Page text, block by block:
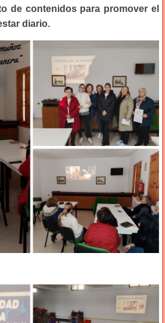
de contenidos para promover el
diario.